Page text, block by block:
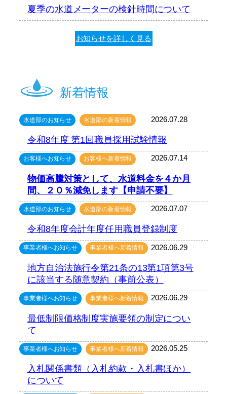
夏季の水道メーターの検針時間について
お知らせを詳しく見る
新着情報
水道部のお知らせ 水道部の新着情報 2026.07.28
令和8年度 第1回職員採用試験情報
お客様へお知らせ お客様へ新着情報 2026.07.14
物価高騰対策として、水道料金を４か月
間、２０％減免します【申請不要】
水道部のお知らせ 水道部の新着情報 2026.07.07
令和8年度会計年度任用職員登録制度
事業者様へお知らせ 事業者様へ新着情報 2026.06.29
地方自治法施行令第21条の13第1項第3号
に該当する随意契約（事前公表）
事業者様へお知らせ 事業者様へ新着情報 2026.06.29
最低制限価格制度実施要領の制定につい
て
事業者様へお知らせ 事業者様へ新着情報 2026.05.25
入札関係書類（入札約款・入札書ほか）
について